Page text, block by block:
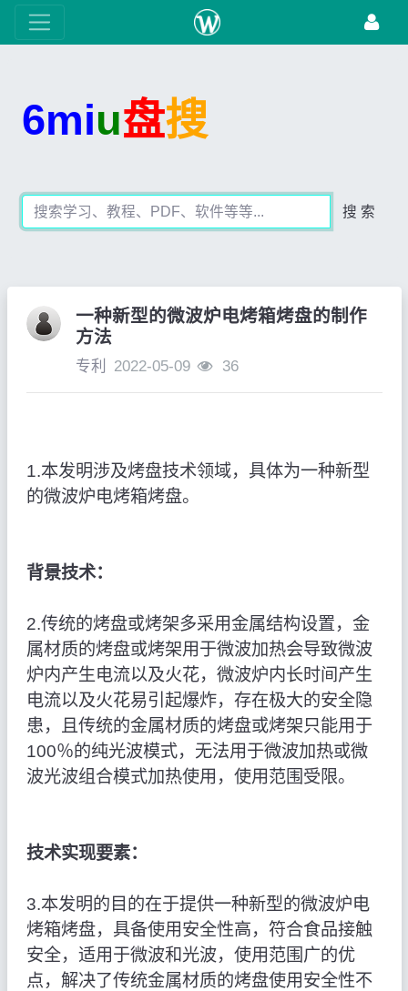
6miu盘搜
搜 索
一种新型的微波炉电烤箱烤盘的制作
方法
专利 2022-05-09 36
1.本发明涉及烤盘技术领域，具体为一种新型
的微波炉电烤箱烤盘。
背景技术：
2.传统的烤盘或烤架多采用金属结构设置，金
属材质的烤盘或烤架用于微波加热会导致微波
炉内产生电流以及火花，微波炉内长时间产生
电流以及火花易引起爆炸，存在极大的安全隐
患，且传统的金属材质的烤盘或烤架只能用于
100％的纯光波模式，无法用于微波加热或微
波光波组合模式加热使用，使用范围受限。
技术实现要素：
3.本发明的目的在于提供一种新型的微波炉电
烤箱烤盘，具备使用安全性高，符合食品接触
安全，适用于微波和光波，使用范围广的优
点，解决了传统金属材质的烤盘使用安全性不